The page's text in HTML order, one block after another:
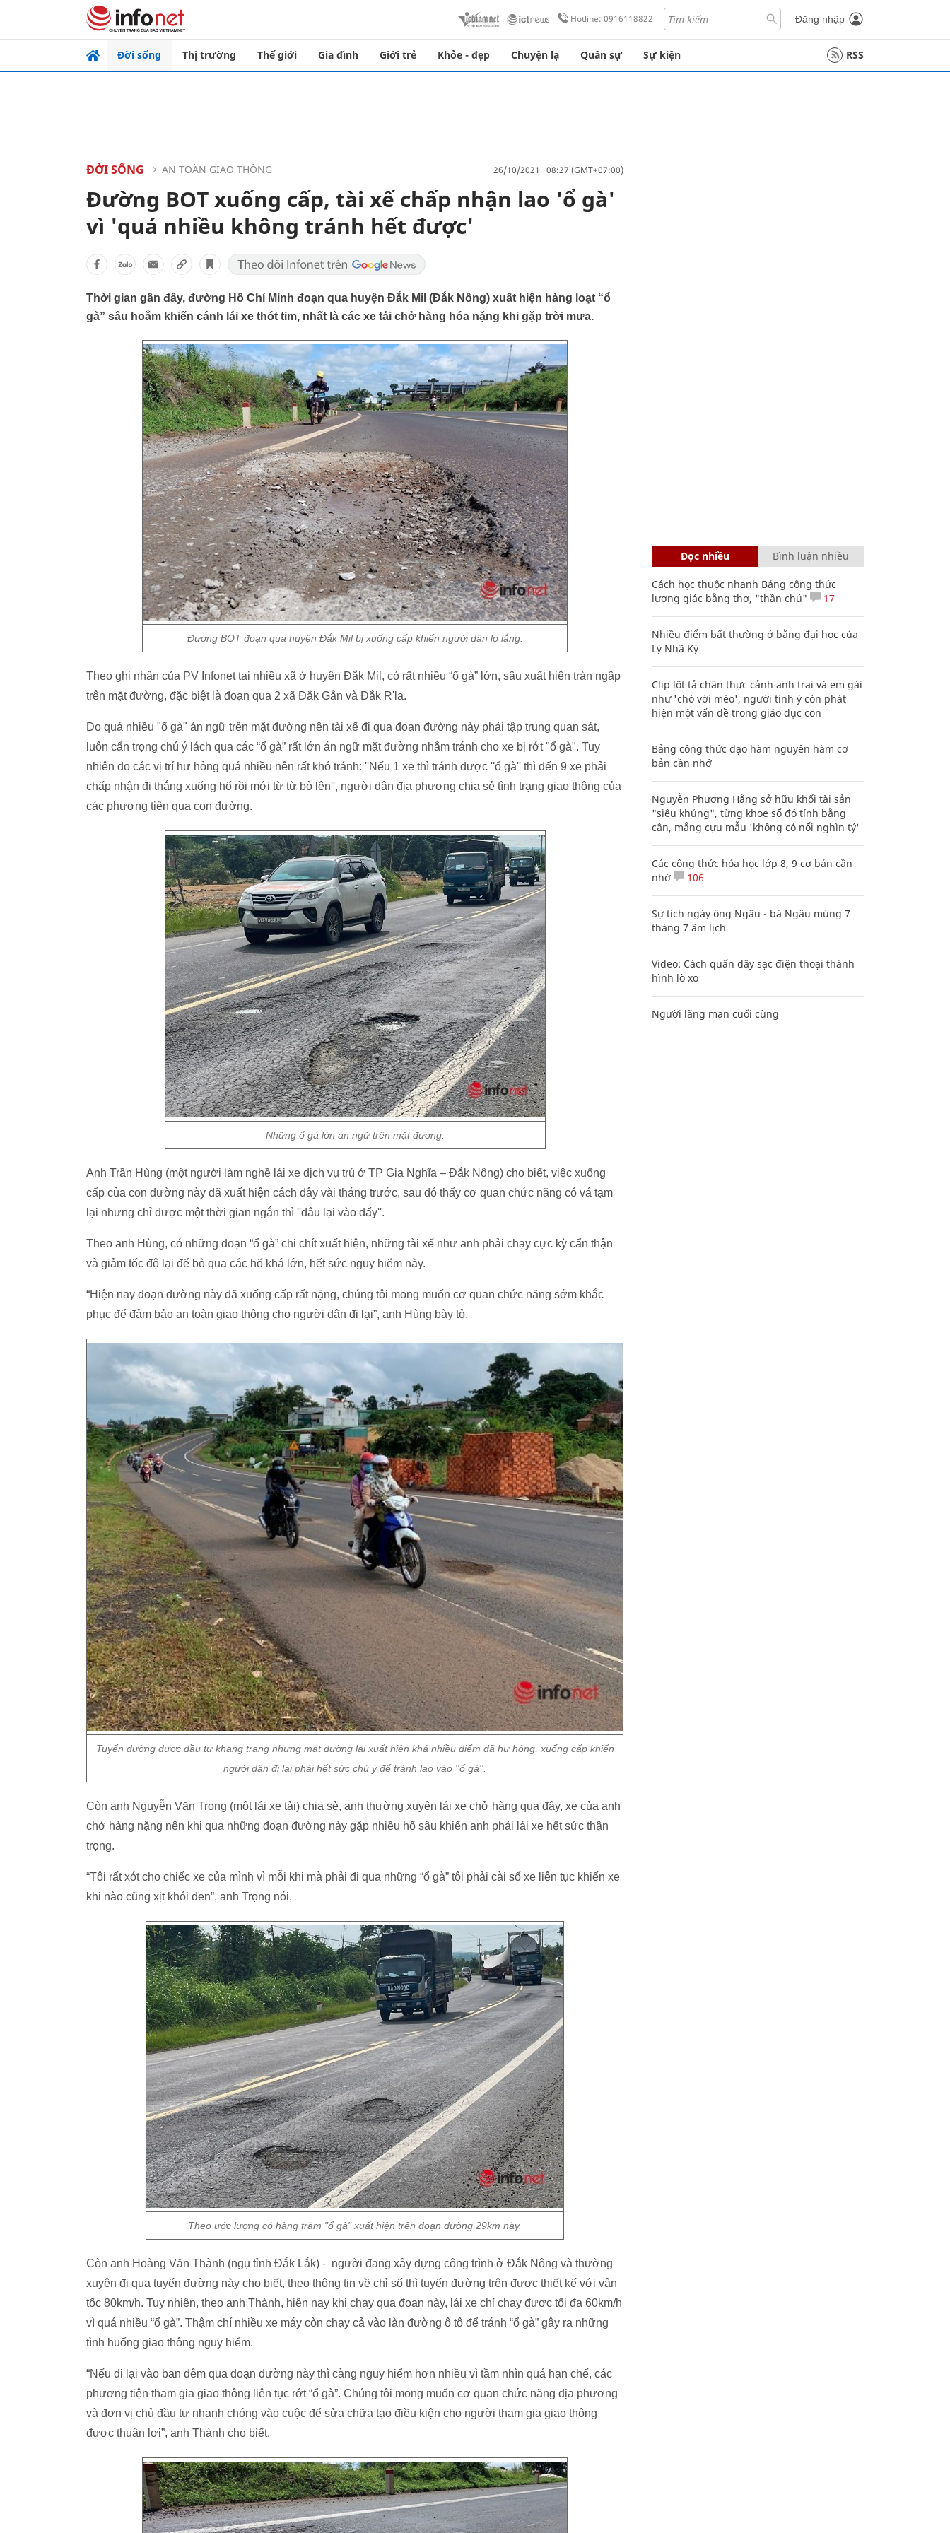
Hotline: 0916118822 Đăng nhập
Đời sống Thị trường Thế giới Gia đình Giới trẻ Khỏe - đẹp Chuyện lạ Quân sự Sự kiện RSS
ĐỜI SỐNG AN TOÀN GIAO THÔNG 26/10/2021 08:27 (GMT+07:00)
Đường BOT xuống cấp, tài xế chấp nhận lao 'ổ gà'
vì 'quá nhiều không tránh hết được'
Thời gian gần đây, đường Hồ Chí Minh đoạn qua huyện Đắk Mil (Đắk Nông) xuất hiện hàng loạt “ổ
gà” sâu hoắm khiến cánh lái xe thót tim, nhất là các xe tải chở hàng hóa nặng khi gặp trời mưa.
Đường BOT đoạn qua huyện Đắk Mil bị xuống cấp khiến người dân lo lắng.
Theo ghi nhận của PV Infonet tại nhiều xã ở huyện Đắk Mil, có rất nhiều “ổ gà” lớn, sâu xuất hiện tràn ngập
trên mặt đường, đặc biệt là đoạn qua 2 xã Đắk Gằn và Đắk R'la.
Do quá nhiều "ổ gà" án ngữ trên mặt đường nên tài xế đi qua đoạn đường này phải tập trung quan sát,
luôn cẩn trọng chú ý lách qua các “ổ gà” rất lớn án ngữ mặt đường nhằm tránh cho xe bị rớt "ổ gà". Tuy
nhiên do các vị trí hư hỏng quá nhiều nên rất khó tránh: ''Nếu 1 xe thì tránh được ''ổ gà'' thì đến 9 xe phải
chấp nhận đi thẳng xuống hố rồi mới từ từ bò lên'', người dân địa phương chia sẻ tình trạng giao thông của
các phương tiện qua con đường.
Những ổ gà lớn án ngữ trên mặt đường.
Anh Trần Hùng (một người làm nghề lái xe dịch vụ trú ở TP Gia Nghĩa – Đắk Nông) cho biết, việc xuống
cấp của con đường này đã xuất hiện cách đây vài tháng trước, sau đó thấy cơ quan chức năng có vá tạm
lại nhưng chỉ được một thời gian ngắn thì ''đâu lại vào đấy''.
Theo anh Hùng, có những đoạn “ổ gà” chi chít xuất hiện, những tài xế như anh phải chạy cực kỳ cẩn thận
và giảm tốc độ lại để bò qua các hố khá lớn, hết sức nguy hiểm này.
“Hiện nay đoạn đường này đã xuống cấp rất nặng, chúng tôi mong muốn cơ quan chức năng sớm khắc
phục để đảm bảo an toàn giao thông cho người dân đi lại”, anh Hùng bày tỏ.
Tuyến đường được đầu tư khang trang nhưng mặt đường lại xuất hiện khá nhiều điểm đã hư hỏng, xuống cấp khiến
người dân đi lại phải hết sức chú ý để tránh lao vào ''ổ gà''.
Còn anh Nguyễn Văn Trọng (một lái xe tải) chia sẻ, anh thường xuyên lái xe chở hàng qua đây, xe của anh
chở hàng nặng nên khi qua những đoạn đường này gặp nhiều hố sâu khiến anh phải lái xe hết sức thận
trọng.
“Tôi rất xót cho chiếc xe của mình vì mỗi khi mà phải đi qua những “ổ gà” tôi phải cài số xe liên tục khiến xe
khi nào cũng xịt khói đen”, anh Trọng nói.
Theo ước lượng có hàng trăm "ổ gà" xuất hiện trên đoạn đường 29km này.
Còn anh Hoàng Văn Thành (ngụ tỉnh Đắk Lắk) - người đang xây dựng công trình ở Đắk Nông và thường
xuyên đi qua tuyến đường này cho biết, theo thông tin về chỉ số thì tuyến đường trên được thiết kế với vận
tốc 80km/h. Tuy nhiên, theo anh Thành, hiện nay khi chạy qua đoạn này, lái xe chỉ chạy được tối đa 60km/h
vì quá nhiều “ổ gà”. Thậm chí nhiều xe máy còn chạy cả vào làn đường ô tô để tránh “ổ gà” gây ra những
tình huống giao thông nguy hiểm.
“Nếu đi lại vào ban đêm qua đoạn đường này thì càng nguy hiểm hơn nhiều vì tầm nhìn quá hạn chế, các
phương tiện tham gia giao thông liên tục rớt “ổ gà”. Chúng tôi mong muốn cơ quan chức năng địa phương
và đơn vị chủ đầu tư nhanh chóng vào cuộc để sửa chữa tạo điều kiện cho người tham gia giao thông
được thuận lợi”, anh Thành cho biết.
Đọc nhiều Bình luận nhiều
Cách học thuộc nhanh Bảng công thức
lượng giác bằng thơ, "thần chú"
17
Nhiều điểm bất thường ở bằng đại học của
Lý Nhã Kỳ
Clip lột tả chân thực cảnh anh trai và em gái
như 'chó với mèo', người tinh ý còn phát
hiện một vấn đề trong giáo dục con
Bảng công thức đạo hàm nguyên hàm cơ
bản cần nhớ
Nguyễn Phương Hằng sở hữu khối tài sản
"siêu khủng", từng khoe sổ đỏ tính bằng
cân, mắng cựu mẫu 'không có nổi nghìn tỷ'
Các công thức hóa học lớp 8, 9 cơ bản cần
nhớ
106
Sự tích ngày ông Ngâu - bà Ngâu mùng 7
tháng 7 âm lịch
Video: Cách quấn dây sạc điện thoại thành
hình lò xo
Người lãng mạn cuối cùng